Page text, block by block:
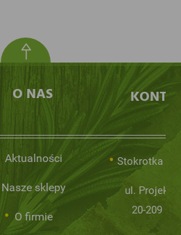
O NAS
Aktualności
Nasze sklepy
O firmie
Stokrotka
ul.
20-209